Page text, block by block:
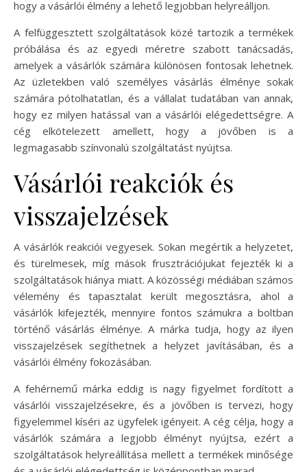
hogy a vásárlói élmény a lehető legjobban helyreálljon.
A felfüggesztett szolgáltatások közé tartozik a termékek
próbálása és az egyedi méretre szabott tanácsadás,
amelyek a vásárlók számára különösen fontosak lehetnek.
Az üzletekben való személyes vásárlás élménye sokak
számára pótolhatatlan, és a vállalat tudatában van annak,
hogy ez milyen hatással van a vásárlói elégedettségre. A
cég elkötelezett amellett, hogy a jövőben is a
legmagasabb színvonalú szolgáltatást nyújtsa.
Vásárlói reakciók és
visszajelzések
A vásárlók reakciói vegyesek. Sokan megértik a helyzetet,
és türelmesek, míg mások frusztrációjukat fejezték ki a
szolgáltatások hiánya miatt. A közösségi médiában számos
vélemény és tapasztalat került megosztásra, ahol a
vásárlók kifejezték, mennyire fontos számukra a boltban
történő vásárlás élménye. A márka tudja, hogy az ilyen
visszajelzések segíthetnek a helyzet javításában, és a
vásárlói élmény fokozásában.
A fehérnemű márka eddig is nagy figyelmet fordított a
vásárlói visszajelzésekre, és a jövőben is tervezi, hogy
figyelemmel kíséri az ügyfelek igényeit. A cég célja, hogy a
vásárlók számára a legjobb élményt nyújtsa, ezért a
szolgáltatások helyreállítása mellett a termékek minősége